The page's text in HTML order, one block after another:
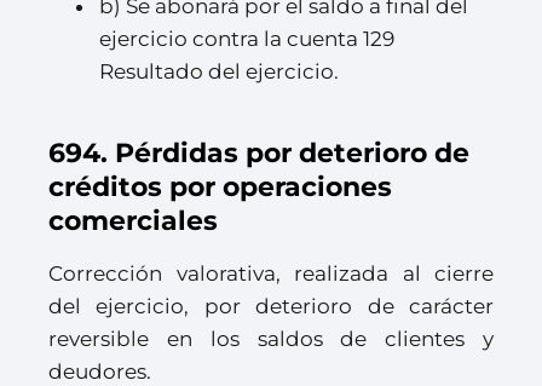
b) Se abonará por el saldo a final del
ejercicio contra la cuenta 129
Resultado del ejercicio.
694. Pérdidas por deterioro de
créditos por operaciones
comerciales
Corrección valorativa, realizada al cierre
del ejercicio, por deterioro de carácter
reversible en los saldos de clientes y
deudores.